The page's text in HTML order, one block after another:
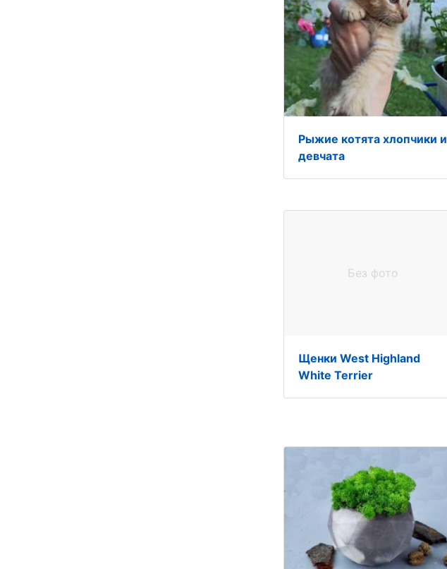
Рыжие котята хлопчики и
девчата
Без фото
Щенки West Highland
White Terrier